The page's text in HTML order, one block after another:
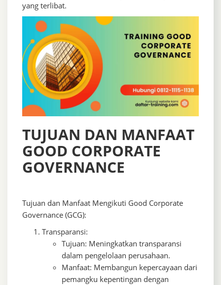
yang terlibat.
TUJUAN DAN MANFAAT
GOOD CORPORATE
GOVERNANCE
Tujuan dan Manfaat Mengikuti Good Corporate
Governance (GCG):
Transparansi:
Tujuan: Meningkatkan transparansi
dalam pengelolaan perusahaan.
Manfaat: Membangun kepercayaan dari
pemangku kepentingan dengan